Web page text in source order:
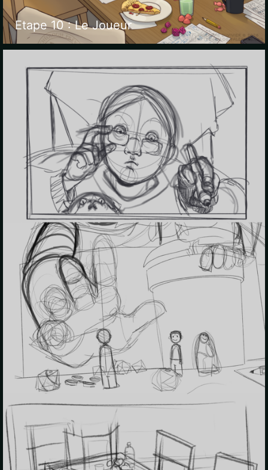
Etape 10 : Le Joueur